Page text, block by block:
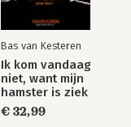
Bas van Kesteren
Ik kom vandaag
niet, want mijn
hamster is ziek
€ 32,99